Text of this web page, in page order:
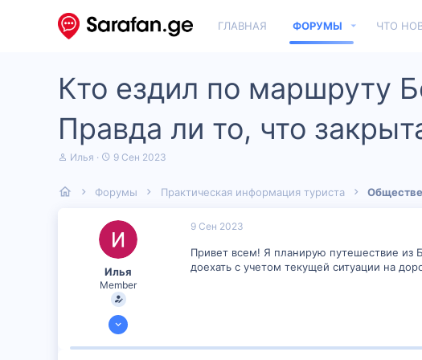
ГЛАВНАЯ ФОРУМЫ ЧТО
Кто ездил по маршруту
Правда ли то, что
А
о
Илья
Д
а
а
ч
а
л
а
9 Сен 2023
Форумы Практическая информация туриста
Илья
Member
4 Сен 2023
9 Сен 2023
Привет всем! Я планирую путешествие из
доехать с учетом текущей ситуации на